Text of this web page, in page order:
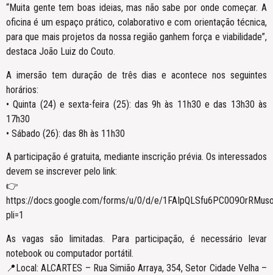
“Muita gente tem boas ideias, mas não sabe por onde começar. A
oficina é um espaço prático, colaborativo e com orientação técnica,
para que mais projetos da nossa região ganhem força e viabilidade”,
destaca João Luiz do Couto.
A imersão tem duração de três dias e acontece nos seguintes
horários:
• Quinta (24) e sexta-feira (25): das 9h às 11h30 e das 13h30 às
17h30
• Sábado (26): das 8h às 11h30
A participação é gratuita, mediante inscrição prévia. Os interessados
devem se inscrever pelo link:
👉
https://docs.google.com/forms/u/0/d/e/
pli=1
As vagas são limitadas. Para participação, é necessário levar
notebook ou computador portátil.
📍Local: ALCARTES – Rua Simião Arraya, 354, Setor Cidade Velha –